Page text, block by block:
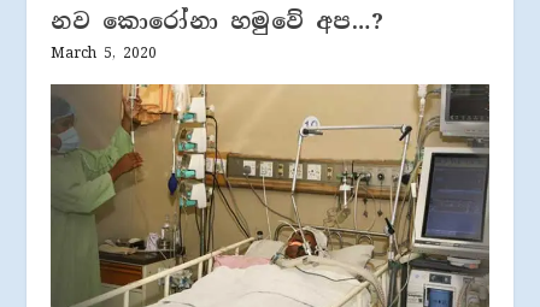
නව කොරෝනා හමුවේ අප…?
March 5, 2020